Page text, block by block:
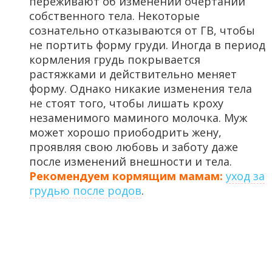
собственного тела. Некоторые
сознательно отказываются от ГВ, чтобы
не портить форму груди. Иногда в период
кормления грудь покрывается
растяжками и действительно меняет
форму. Однако никакие изменения тела
не стоят того, чтобы лишать кроху
незаменимого маминого молочка. Муж
может хорошо приободрить жену,
проявляя свою любовь и заботу даже
после изменений внешности и тела.
Рекомендуем кормящим мамам: уход за
грудью после родов.